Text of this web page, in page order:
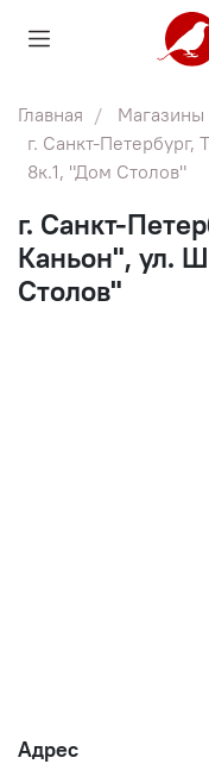
Главная Магазины
г. Санкт-Петербург,
8к.1, "Дом Столов"
г. Санкт-
Каньон", ул.
Столов"
Адрес